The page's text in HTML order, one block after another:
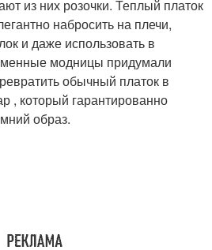
из них розочки. Теплый платок
набросить на плечи,
и даже использовать в
модницы придумали
обычный платок в
, который гарантированно
образ.